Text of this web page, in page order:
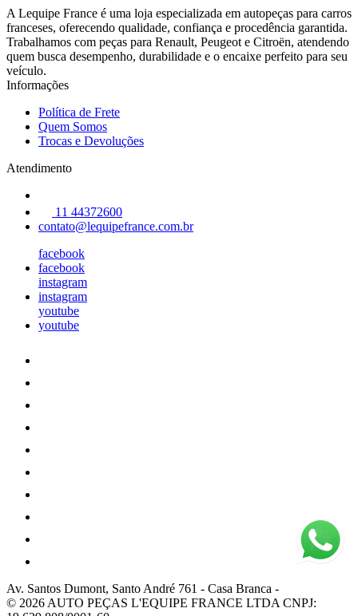
A Lequipe France é uma loja especializada em autopeças para carros
franceses, oferecendo qualidade, confiança e procedência garantida.
Trabalhamos com peças para Renault, Peugeot e Citroën, atendendo
quem busca desempenho, durabilidade e o encaixe perfeito para seu
veículo.
Informações
Política de Frete
Quem Somos
Trocas e Devoluções
Atendimento
11 44372600
contato@lequipefrance.com.br
facebook
facebook
instagram
instagram
youtube
youtube
Av. Santos Dumont, Santo André 761 - Casa Branca -
© 2026 AUTO PEÇAS L'EQUIPE FRANCE LTDA CNPJ: